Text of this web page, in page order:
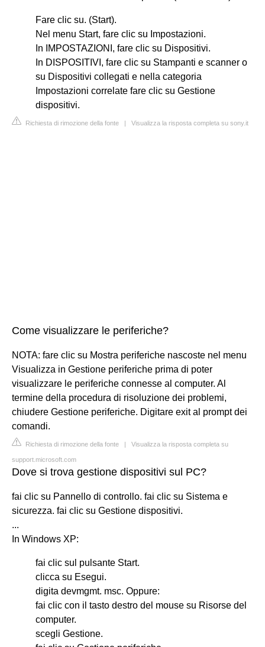
Fare clic su. (Start).
Nel menu Start, fare clic su Impostazioni.
In IMPOSTAZIONI, fare clic su Dispositivi.
In DISPOSITIVI, fare clic su Stampanti e scanner o
su Dispositivi collegati e nella categoria
Impostazioni correlate fare clic su Gestione
dispositivi.
Richiesta di rimozione della fonte | Visualizza la risposta completa su sony.it
Come visualizzare le periferiche?
NOTA: fare clic su Mostra periferiche nascoste nel menu
Visualizza in Gestione periferiche prima di poter
visualizzare le periferiche connesse al computer. Al
termine della procedura di risoluzione dei problemi,
chiudere Gestione periferiche. Digitare exit al prompt dei
comandi.
Richiesta di rimozione della fonte | Visualizza la risposta completa su
support.microsoft.com
Dove si trova gestione dispositivi sul PC?
fai clic su Pannello di controllo. fai clic su Sistema e
sicurezza. fai clic su Gestione dispositivi.
...
In Windows XP:
fai clic sul pulsante Start.
clicca su Esegui.
digita devmgmt. msc. Oppure:
fai clic con il tasto destro del mouse su Risorse del
computer.
scegli Gestione.